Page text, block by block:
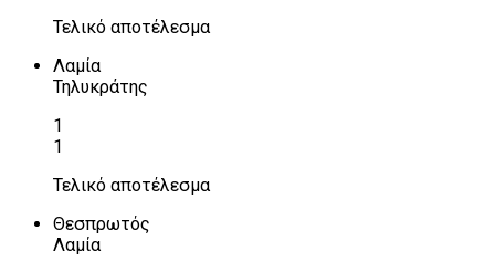
Τελικό αποτέλεσμα
Λαμία
Τηλυκράτης
1
1
Τελικό αποτέλεσμα
Θεσπρωτός
Λαμία